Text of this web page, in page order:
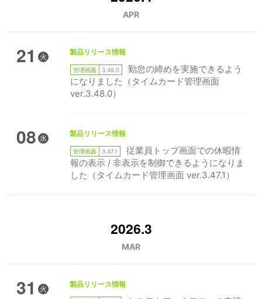
APR
21 火
製品リリース情報
管理画面 3.48.0
勤怠の締めを実施できるよう
になりました（タイムカード管理画面
ver.3.48.0）
08 水
製品リリース情報
管理画面 3.47.1
従業員トップ画面での休暇情
報の表示 / 非表示を制御できるようになりま
した（タイムカード管理画面 ver.3.47.1）
2026.3
MAR
31 火
製品リリース情報